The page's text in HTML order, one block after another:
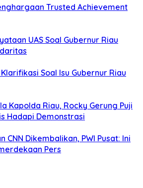
Trusted Achievement
UAS Soal Gubernur Riau
Soal Isu Gubernur Riau
Kapolda Riau, Rocky Gerung Puji
Hadapi Demonstrasi
CNN Dikembalikan, PWI Pusat: Ini
Pers